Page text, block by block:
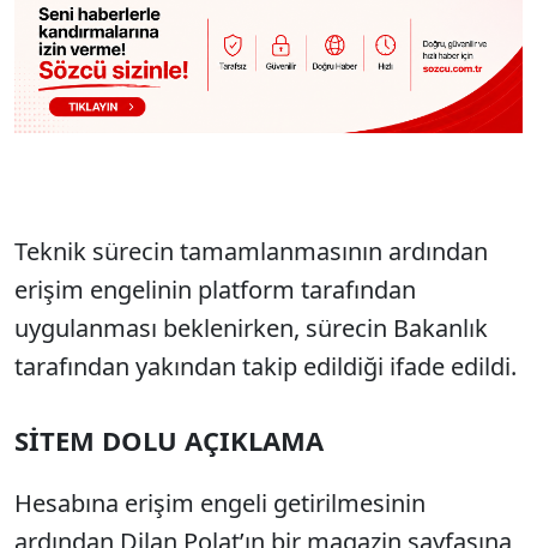
Teknik sürecin tamamlanmasının ardından
erişim engelinin platform tarafından
uygulanması beklenirken, sürecin Bakanlık
tarafından yakından takip edildiği ifade edildi.
SİTEM DOLU AÇIKLAMA
Hesabına erişim engeli getirilmesinin
ardından Dilan Polat’ın bir magazin sayfasına